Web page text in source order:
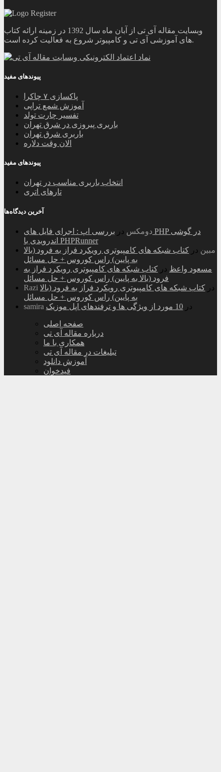
وبسایت مقاله آی تی از آبان ماه سال 1392 در زمینه ارائه کتاب
های آموزشی آی تی و کامپیوتر شروع به فعالیت کرده است.
پیوندهای مفید
پاکسازی ۷ چاکرا
آموزش شمع تراپی
تفسیر چارت تولد
باربری پیروزی در شرق تهران
باربری شرق تهران
الان وقت دلاره
پیوندهای مفید
انتخاب باربری مناسب در تهران
تارهای اتری
آخرین دیدگاه‌ها
دومکس در بررسی اپ : اجرای فایل های PHP در گوشی
اندرویدی با PHPRunner
مبین در کتاب شبکه های کامپیوتری رویکرد فراز به فرود (بالا
به پایین) راس کوروس + حل مسائل
مسعود واعظ در کتاب شبکه های کامپیوتری رویکرد فراز به
فرود (بالا به پایین) راس کوروس + حل مسائل
Razi
در کتاب شبکه های کامپیوتری رویکرد فراز به فرود (بالا
به پایین) راس کوروس + حل مسائل
samira
در 10 مورد از ویژگی ها و ترفندهای اپل موزیک
صفحه اصلی
درباره مقاله آی تی
همکاری با ما
تبلیغات در مقاله آی تی
آموزش دانلود
فیدخوان